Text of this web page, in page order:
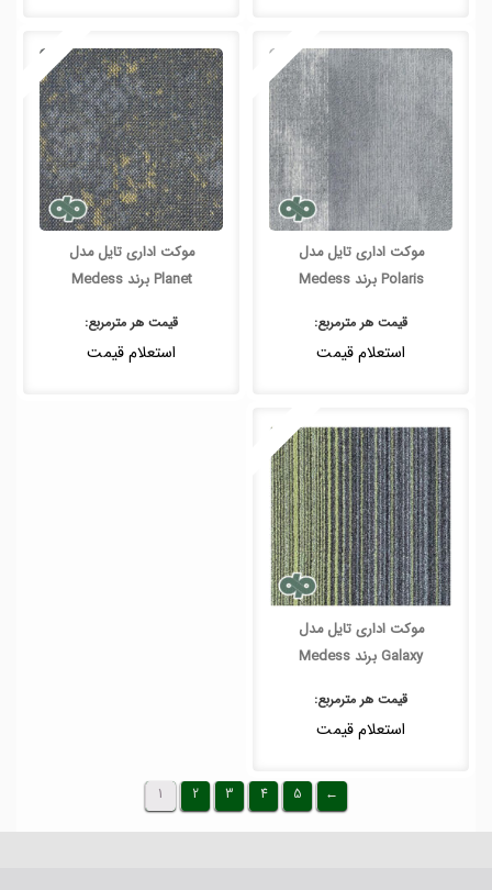
موکت اداری تایل مدل
Polaris برند Medess
قیمت هر مترمربع:
استعلام قیمت
موکت اداری تایل مدل
Planet برند Medess
قیمت هر مترمربع:
استعلام قیمت
موکت اداری تایل مدل
Galaxy برند Medess
قیمت هر مترمربع:
استعلام قیمت
1 2 3 4 5 ←